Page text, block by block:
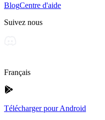
BlogCentre d'aide
Suivez nous
Français
Télécharger pour Android